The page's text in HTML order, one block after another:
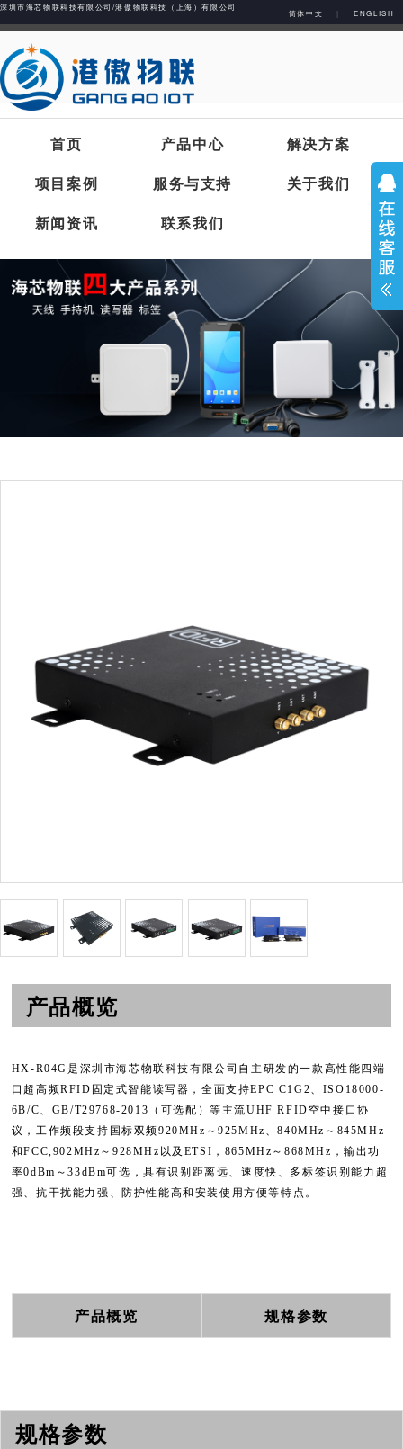
深圳市海芯物联科技有限公司/港傲物联科技（上海）有限公司
简体中文 | ENGLISH
首页 产品中心
解决方案
项目案例
服务与支持
关于我们
新闻资讯
联系我们
产品概览
HX-R04G是深圳市海芯物联科技有限公司自主研发的一款高性能四端
口超高频RFID固定式智能读写器，全面支持EPC C1G2、ISO18000-
6B/C、GB/T29768-2013（可选配）等主流UHF RFID空中接口协
议，工作频段支持国标双频920MHz～925MHz、840MHz～845MHz
和FCC,902MHz～928MHz以及ETSI，865MHz～868MHz，输出功
率0dBm～33dBm可选，具有识别距离远、速度快、多标签识别能力超
强、抗干扰能力强、防护性能高和安装使用方便等特点。
产品概览 规格参数
规格参数